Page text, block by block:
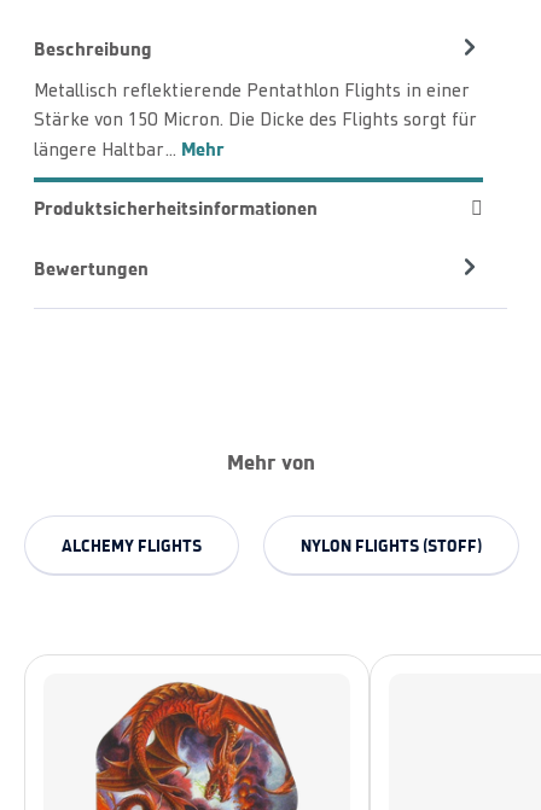
Beschreibung
Metallisch reflektierende Pentathlon Flights in einer
Stärke von 150 Micron. Die Dicke des Flights sorgt für
längere Haltbar… Mehr
Produktsicherheitsinformationen
Bewertungen
Mehr von
ALCHEMY FLIGHTS NYLON FLIGHTS (STOFF)